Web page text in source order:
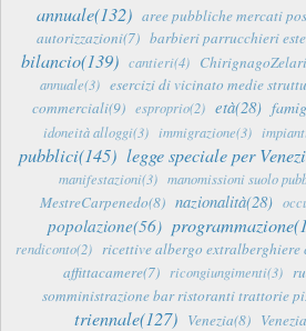
annuale(132) aree pubbliche mercati
autorizzazioni(7) barbieri parrucchieri
bilancio(139) cantieri(4)
annuale(3) esercizi di vicinato medie
commerciali(9) esproprio(2) età(28)
idoneità alloggi(3) immigrazione(3)
pubblici(145) legge speciale per
manifestazioni(3) manomissioni suolo
MestreCarpenedo(8) nazionalità(28)
popolazione(56)
rendiconto(2) ricettive albergo extralberghiere
affittacamere(7)
ricongiungimenti(3)
somministrazione bar ristoranti trattorie
triennale(127) Venezia(8)